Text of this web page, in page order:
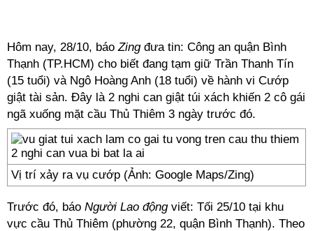
Hôm nay, 28/10, báoZingđưa tin: Công an quận Bình
Thạnh (TP.HCM) cho biết đang tạm giữ Trần Thanh Tín
(15 tuổi) và Ngô Hoàng Anh (18 tuổi) về hành vi Cướp
giật tài sản. Đây là 2 nghi can giật túi xách khiến 2 cô gái
ngã xuống mặt cầu Thủ Thiêm 3 ngày trước đó.
Vị trí xảy ra vụ cướp (Ảnh: Google Maps/Zing)
Trước đó, báo Người Lao độngviết: Tối 25/10 tại khu
vực cầu Thủ Thiêm (phường 22, quận Bình Thạnh). Theo